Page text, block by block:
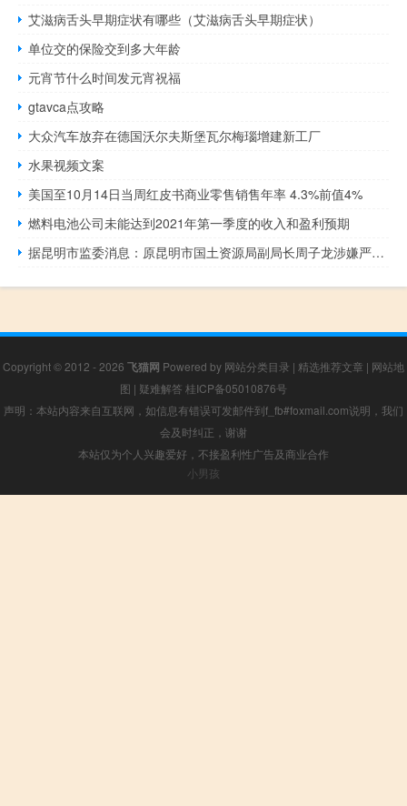
艾滋病舌头早期症状有哪些（艾滋病舌头早期症状）
单位交的保险交到多大年龄
元宵节什么时间发元宵祝福
gtavca点攻略
大众汽车放弃在德国沃尔夫斯堡瓦尔梅瑙增建新工厂
水果视频文案
美国至10月14日当周红皮书商业零售销售年率 4.3%前值4%
燃料电池公司未能达到2021年第一季度的收入和盈利预期
据昆明市监委消息：原昆明市国土资源局副局长周子龙涉嫌严重违法目前正接受昆明市监委监察调查
Copyright © 2012 - 2026 飞猫网 Powered by 网站分类目录 | 精选推荐文章 | 网站地
图 | 疑难解答 桂ICP备05010876号
声明：本站内容来自互联网，如信息有错误可发邮件到f_fb#foxmail.com说明，我们
会及时纠正，谢谢
本站仅为个人兴趣爱好，不接盈利性广告及商业合作
小男孩